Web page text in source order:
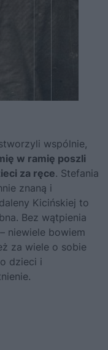
wspólnie,
w ramię poszli
za ręce. Stefania
znaną i
Kicińskiej to
Bez wątpienia
niewiele bowiem
za wiele o sobie
dzieci i